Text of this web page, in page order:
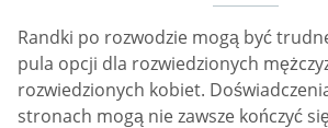
Randki po rozwodzie mogą być
pula opcji dla rozwiedzionych
rozwiedzionych kobiet.
stronach mogą nie zawsze kończyć